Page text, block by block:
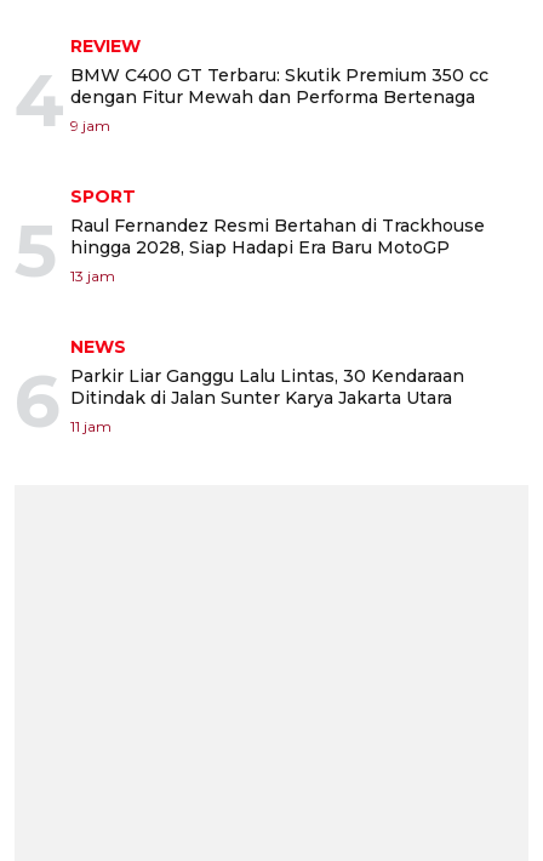
4
REVIEW
BMW C400 GT Terbaru: Skutik Premium 350 cc
dengan Fitur Mewah dan Performa Bertenaga
9 jam
5
SPORT
Raul Fernandez Resmi Bertahan di Trackhouse
hingga 2028, Siap Hadapi Era Baru MotoGP
13 jam
6
NEWS
Parkir Liar Ganggu Lalu Lintas, 30 Kendaraan
Ditindak di Jalan Sunter Karya Jakarta Utara
11 jam